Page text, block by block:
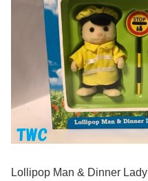
Lollipop Man & Dinner Lady